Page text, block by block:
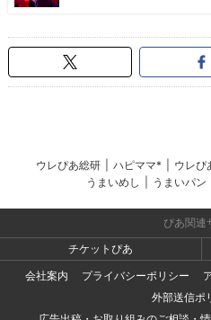
ウレぴあ総研 ハピママ* ウレぴ
うまいめし
うまいパン
ぴあ関連
チケットぴあ
会社案内
プライバシーポリシー
外部送信ポ